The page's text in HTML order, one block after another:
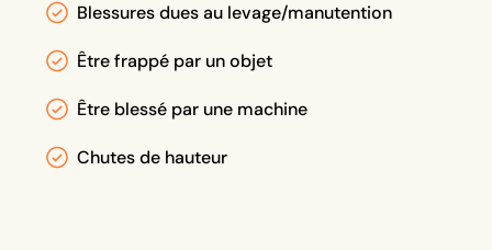
Blessures dues au levage/manutention
Être frappé par un objet
Être blessé par une machine
Chutes de hauteur